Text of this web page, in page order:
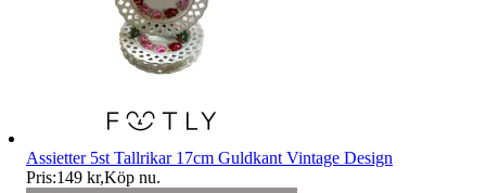
Assietter 5st Tallrikar 17cm Guldkant Vintage Design
Pris:149 kr,Köp nu.